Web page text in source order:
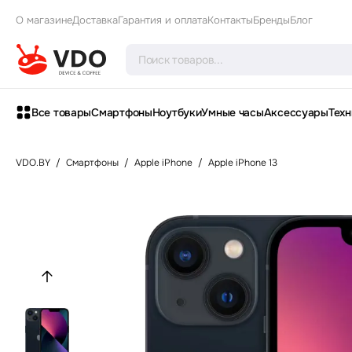
О магазинеДоставкаГарантия и оплатаКонтактыБрендыБлог
Все товарыСмартфоныНоутбукиУмные часыАксессуары
VDO.BY / Смартфоны / Apple iPhone / Apple iPhone 13